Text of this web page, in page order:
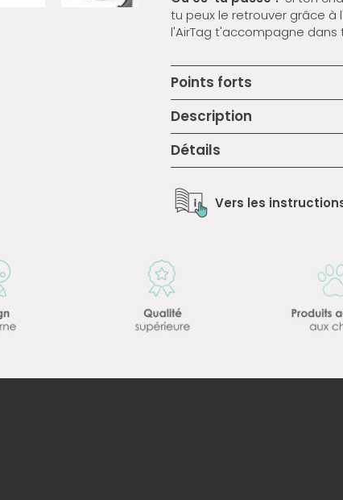
tu peux le retrouver grâce à
l'AirTag t'accompagne
Points forts
Description
Détails
Vers les